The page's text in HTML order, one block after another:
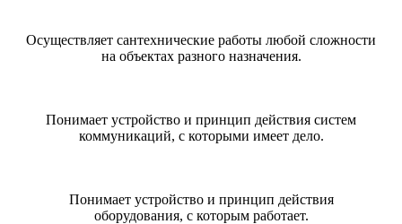
Осуществляет сантехнические работы любой сложности
на объектах разного назначения.
Понимает устройство и принцип действия систем
коммуникаций, с которыми имеет дело.
Понимает устройство и принцип действия
оборудования, с которым работает.